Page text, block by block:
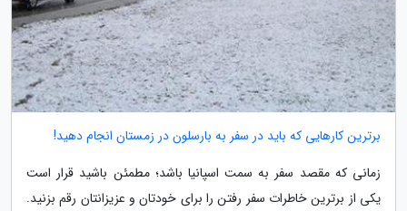
برترین کارهایی که باید در سفر به بارسلون در زمستان انجام دهید!
زمانی که مقصد سفر به سمت اسپانیا باشد؛ مطمئن باشید قرار است
یکی از برترین خاطرات سفر رفتن را برای خودتان و عزیزانتان رقم بزنید.